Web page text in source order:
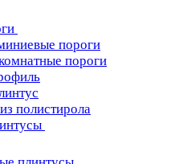
пороги
пороги
полистирола